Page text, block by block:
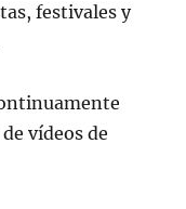
festivales y
vídeos de